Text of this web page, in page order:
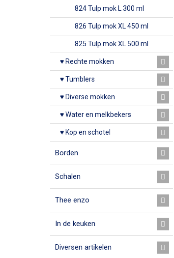
824 Tulp mok L 300 ml
826 Tulp mok XL 450 ml
825 Tulp mok XL 500 ml
♥ Rechte mokken
♥ Tumblers
♥ Diverse mokken
♥ Water en melkbekers
♥ Kop en schotel
Borden
Schalen
Thee enzo
In de keuken
Diversen artikelen